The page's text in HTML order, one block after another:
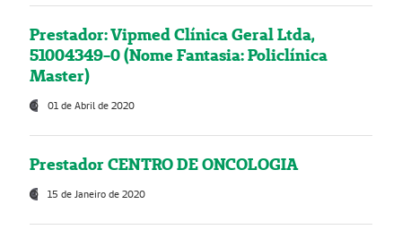
Prestador: Vipmed Clínica Geral Ltda,
51004349-0 (Nome Fantasia: Policlínica
Master)
01 de Abril de 2020
Prestador CENTRO DE ONCOLOGIA
15 de Janeiro de 2020